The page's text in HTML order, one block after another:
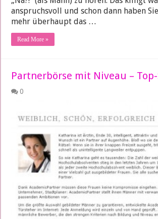
anspruchsvoll und schon dann haben
mehr überhaupt das …
Read More »
Partnerbörse mit Niveau –
0